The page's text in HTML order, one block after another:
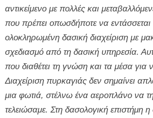
αντικείμενο με πολλές και
που πρέπει οπωσδήποτε να εντάσσεται
ολοκληρωμένη δασική διαχείριση με
σχεδιασμό από τη δασική υπηρεσία.
που διαθέτει τη γνώση και τα μέσα για
Διαχείριση πυρκαγιάς δεν σημαίνει
μια φωτιά, στέλνω ένα αεροπλάνο να
τελειώσαμε. Στη δασολογική επιστήμη η